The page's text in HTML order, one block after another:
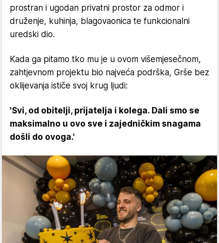
prostran i ugodan privatni prostor za odmor i
druženje, kuhinja, blagovaonica te funkcionalni
uredski dio.
Kada ga pitamo tko mu je u ovom višemjesečnom,
zahtjevnom projektu bio najveća podrška, Grše bez
oklijevanja ističe svoj krug ljudi:
'Svi, od obitelji, prijatelja i kolega. Dali smo se
maksimalno u ovo sve i zajedničkim snagama
došli do ovoga.'